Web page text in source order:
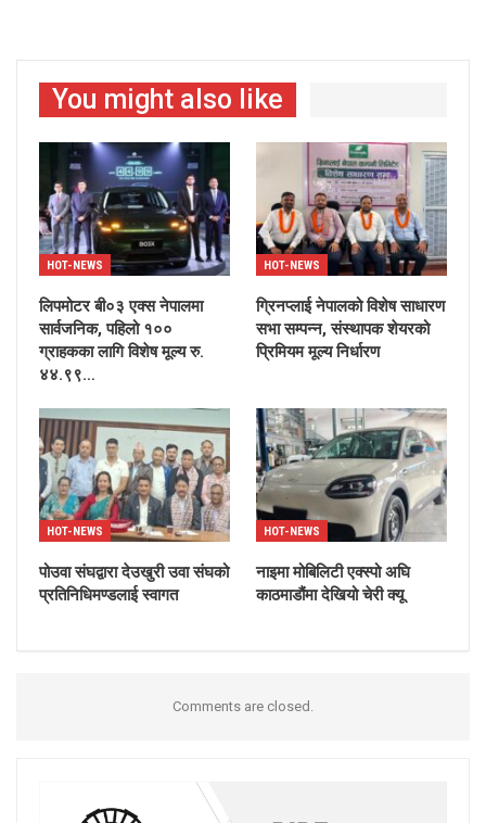
You might also like
HOT-NEWS
लिपमोटर बी०३ एक्स नेपालमा
सार्वजनिक, पहिलो १००
ग्राहकका लागि विशेष मूल्य रु.
४४.९९…
HOT-NEWS
ग्रिनप्लाई नेपालको विशेष साधारण
सभा सम्पन्न, संस्थापक शेयरको
प्रिमियम मूल्य निर्धारण
HOT-NEWS
पोउवा संघद्वारा देउखुरी उवा संघको
प्रतिनिधिमण्डलाई स्वागत
HOT-NEWS
नाइमा मोबिलिटी एक्स्पो अघि
काठमाडौंमा देखियो चेरी क्यू
Comments are closed.